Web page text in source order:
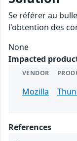
Se référer au
l'obtention des
None
Impacted
VENDOR
Mozilla
References